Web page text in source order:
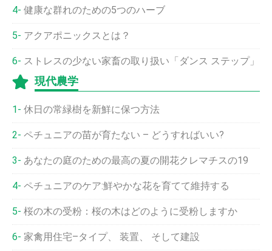
健康な群れのための5つのハーブ
アクアポニックスとは？
ストレスの少ない家畜の取り扱い「ダンス ステップ」
現代農学
休日の常緑樹を新鮮に保つ方法
ペチュニアの苗が育たない – どうすればいい?
あなたの庭のための最高の夏の開花クレマチスの19
ペチュニアのケア:鮮やかな花を育てて維持する
桜の木の受粉：桜の木はどのように受粉しますか
家禽用住宅–タイプ、 装置、 そして建設